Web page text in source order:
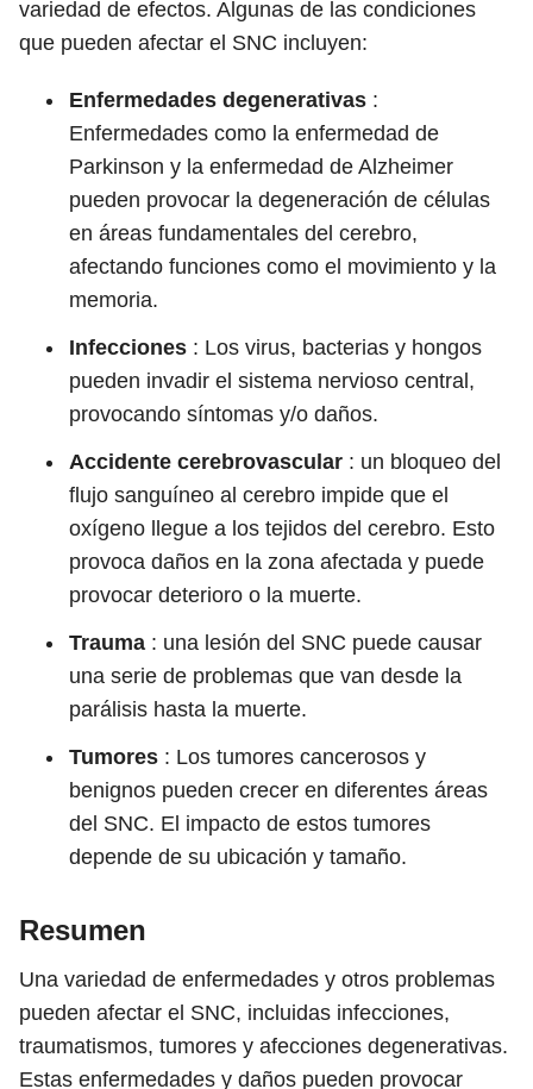
variedad de efectos. Algunas de las condiciones
que pueden afectar el SNC incluyen:
Enfermedades degenerativas :
Enfermedades como la enfermedad de
Parkinson y la enfermedad de Alzheimer
pueden provocar la degeneración de células
en áreas fundamentales del cerebro,
afectando funciones como el movimiento y la
memoria.
Infecciones : Los virus, bacterias y hongos
pueden invadir el sistema nervioso central,
provocando síntomas y/o daños.
Accidente cerebrovascular : un bloqueo del
flujo sanguíneo al cerebro impide que el
oxígeno llegue a los tejidos del cerebro. Esto
provoca daños en la zona afectada y puede
provocar deterioro o la muerte.
Trauma : una lesión del SNC puede causar
una serie de problemas que van desde la
parálisis hasta la muerte.
Tumores : Los tumores cancerosos y
benignos pueden crecer en diferentes áreas
del SNC. El impacto de estos tumores
depende de su ubicación y tamaño.
Resumen
Una variedad de enfermedades y otros problemas
pueden afectar el SNC, incluidas infecciones,
traumatismos, tumores y afecciones degenerativas.
Estas enfermedades y daños pueden provocar